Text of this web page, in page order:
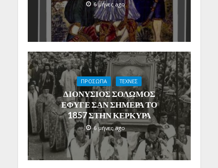
6 μήνες ago
ΠΡΟΣΩΠΑ ΤΕΧΝΕΣ
ΔΙΟΝΥΣΙΟΣ ΣΟΛΩΜΟΣ
ΕΦΥΓΕ ΣΑΝ ΣΗΜΕΡΑ ΤΟ
1857 ΣΤΗΝ ΚΕΡΚΥΡΑ
6 μήνες ago